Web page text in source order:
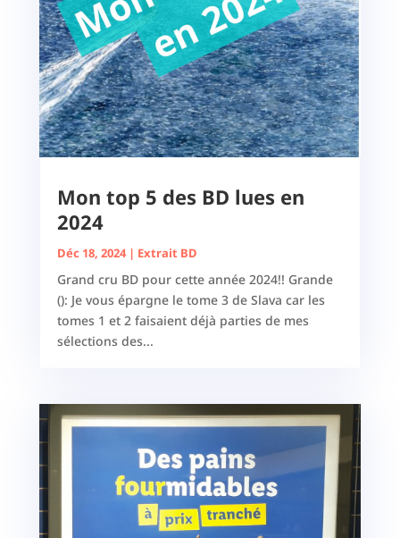
Mon top 5 des BD lues en
2024
Déc 18, 2024| Extrait BD
Grand cru BD pour cette année 2024!! Grande
(): Je vous épargne le tome 3 de Slava car les
tomes 1 et 2 faisaient déjà parties de mes
sélections des...